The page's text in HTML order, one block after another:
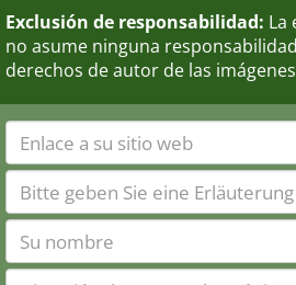
Exclusión de responsabilidad: La
no asume ninguna
derechos de autor de las